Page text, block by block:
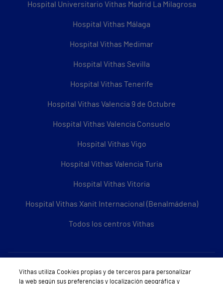
Hospital Universitario Vithas Madrid La Milagrosa
Hospital Vithas Málaga
Hospital Vithas Medimar
Hospital Vithas Sevilla
Hospital Vithas Tenerife
Hospital Vithas Valencia 9 de Octubre
Hospital Vithas Valencia Consuelo
Hospital Vithas Vigo
Hospital Vithas Valencia Turia
Hospital Vithas Vitoria
Hospital Vithas Xanit Internacional (Benalmádena)
Todos los centros Vithas
Sobre Vithas
Vithas utiliza Cookies propias y de terceros para personalizar
la web según sus preferencias y localización geográfica y